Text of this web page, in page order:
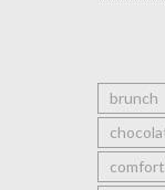
brunch